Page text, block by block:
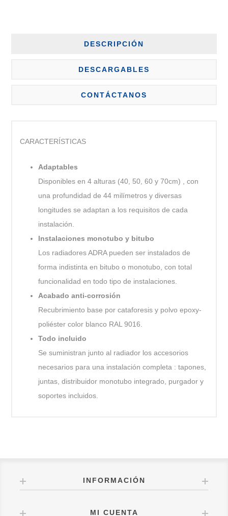
DESCRIPCIÓN
DESCARGABLES
CONTÁCTANOS
CARACTERÍSTICAS
Adaptables
Disponibles en 4 alturas (40, 50, 60 y 70cm) , con
una profundidad de 44 milímetros y diversas
longitudes se adaptan a los requisitos de cada
instalación.
Instalaciones monotubo y bitubo
Los radiadores ADRA pueden ser instalados de
forma indistinta en bitubo o monotubo, con total
funcionalidad en todo tipo de instalaciones.
Acabado anti-corrosión
Recubrimiento base por cataforesis y polvo epoxy-
poliéster color blanco RAL 9016.
Todo incluido
Se suministran junto al radiador los accesorios
necesarios para una instalación completa : tapones,
juntas, distribuidor monotubo integrado, purgador y
soportes incluidos.
INFORMACIÓN
MI CUENTA